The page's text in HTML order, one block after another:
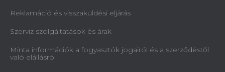
Reklamáció és visszaküldési eljárás
Szerviz szolgáltatások és árak
Minta információk a fogyasztók jogairól és a szerződéstől
való elállásról